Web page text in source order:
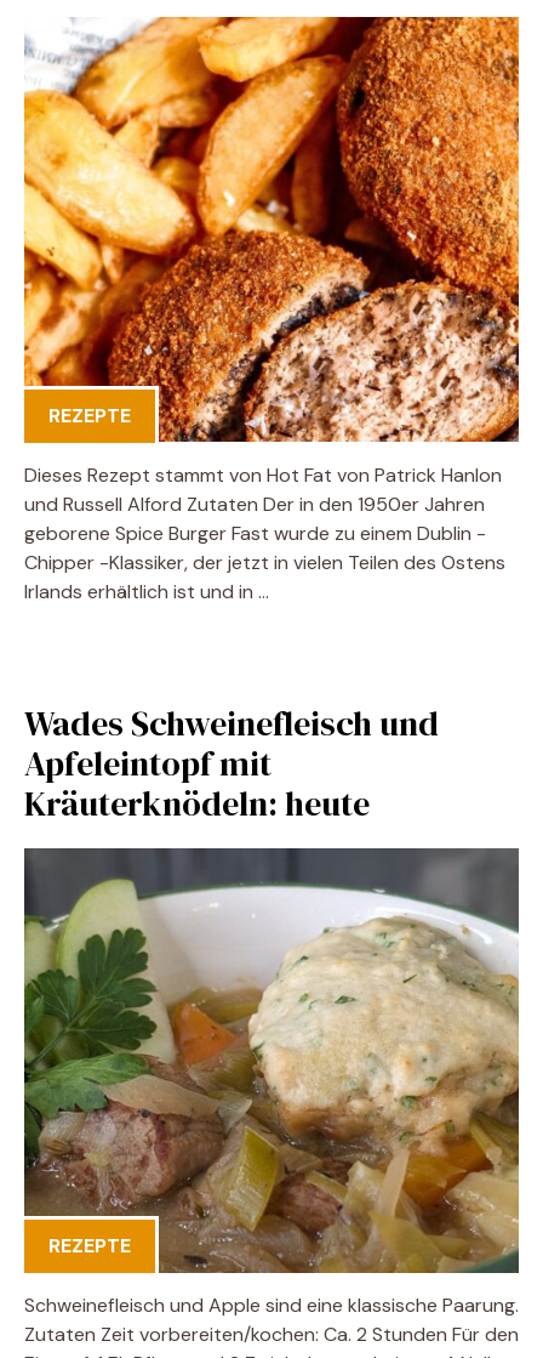
REZEPTE
Dieses Rezept stammt von Hot Fat von Patrick Hanlon
und Russell Alford Zutaten Der in den 1950er Jahren
geborene Spice Burger Fast wurde zu einem Dublin -
Chipper -Klassiker, der jetzt in vielen Teilen des Ostens
Irlands erhältlich ist und in …
Wades Schweinefleisch und
Apfeleintopf mit
Kräuterknödeln: heute
REZEPTE
Schweinefleisch und Apple sind eine klassische Paarung.
Zutaten Zeit vorbereiten/kochen: Ca. 2 Stunden Für den